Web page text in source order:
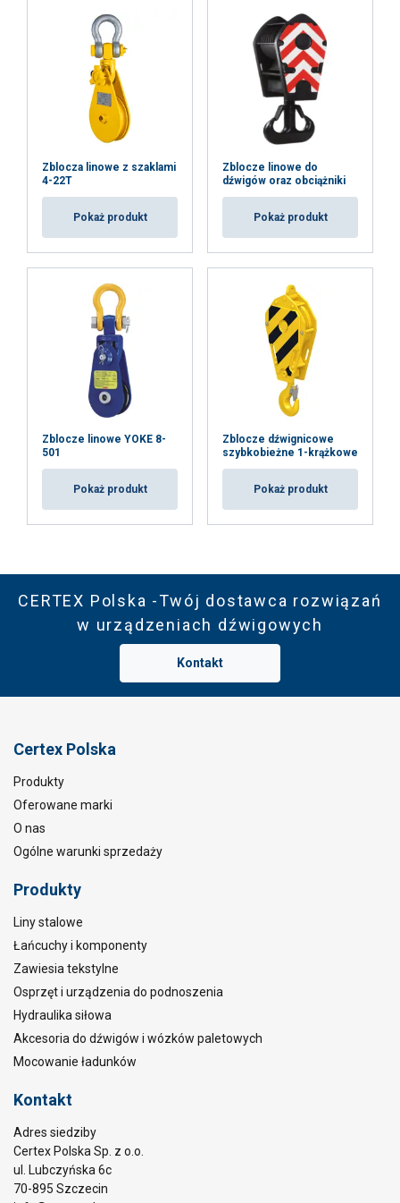
Zblocza linowe z szaklami
4-22T
Pokaż produkt
Zblocze linowe do
dźwigów oraz obciążniki
Pokaż produkt
Zblocze linowe YOKE 8-
501
Pokaż produkt
Zblocze dźwignicowe
szybkobieżne 1-krążkowe
Pokaż produkt
CERTEX Polska -Twój dostawca rozwiązań
w urządzeniach dźwigowych
Kontakt
Certex Polska
Produkty
Oferowane marki
O nas
Ogólne warunki sprzedaży
Produkty
Liny stalowe
Łańcuchy i komponenty
Zawiesia tekstylne
Osprzęt i urządzenia do podnoszenia
Hydraulika siłowa
Akcesoria do dźwigów i wózków paletowych
Mocowanie ładunków
Kontakt
Adres siedziby
Certex Polska Sp. z o.o.
ul. Lubczyńska 6c
70-895 Szczecin